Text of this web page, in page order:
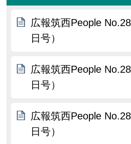
広報筑西People
日号）
広報筑西People
日号）
広報筑西People
日号）